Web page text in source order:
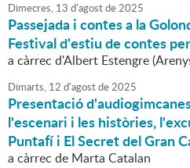
Dimecres, 13 d'agostde2025
Passejada i contes a la
Festival d'estiu de contes
a càrrec d'Albert Estengre
Dimarts, 12 d'agostde2025
Presentació
l'escenari i les històries,
Puntafí i El Secret del Gran
a càrrec de Marta Catalan